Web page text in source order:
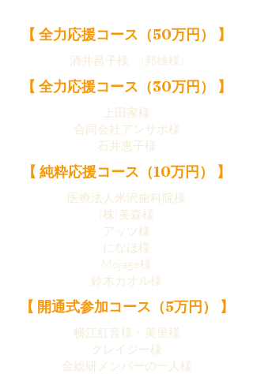
【 全力応援コース（50万円） 】
酒井昌子様 (邦雄様)
【 全力応援コース（30万円） 】
上田家様
合同会社アンサポ様
石井恵子様
【 純粋応援コース（10万円） 】
医療法人米沢歯科院様
(株)美森様
アッツ様
になほ様
Mojage様
鈴木カオル様
【 開通式参加コース（5万円） 】
横江紅音様・美里様
クレイジー様
金総研メンバーの一人様